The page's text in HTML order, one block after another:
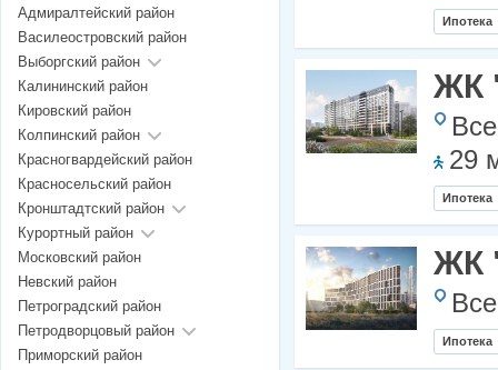
Ипотека
ЖК
29
Ипотека
ЖК
Ипотека
Адмиралтейский район
Василеостровский район
Выборгский район
Калининский район
Кировский район
Колпинский район
Красногвардейский район
Красносельский район
Кронштадтский район
Курортный район
Московский район
Невский район
Петроградский район
Петродворцовый район
Приморский район